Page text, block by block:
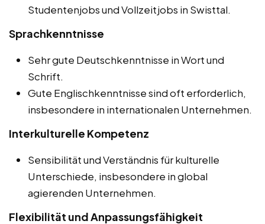
Studentenjobs und Vollzeitjobs in Swisttal.
Sprachkenntnisse
Sehr gute Deutschkenntnisse in Wort und
Schrift.
Gute Englischkenntnisse sind oft erforderlich,
insbesondere in internationalen Unternehmen.
Interkulturelle Kompetenz
Sensibilität und Verständnis für kulturelle
Unterschiede, insbesondere in global
agierenden Unternehmen.
Flexibilität und Anpassungsfähigkeit